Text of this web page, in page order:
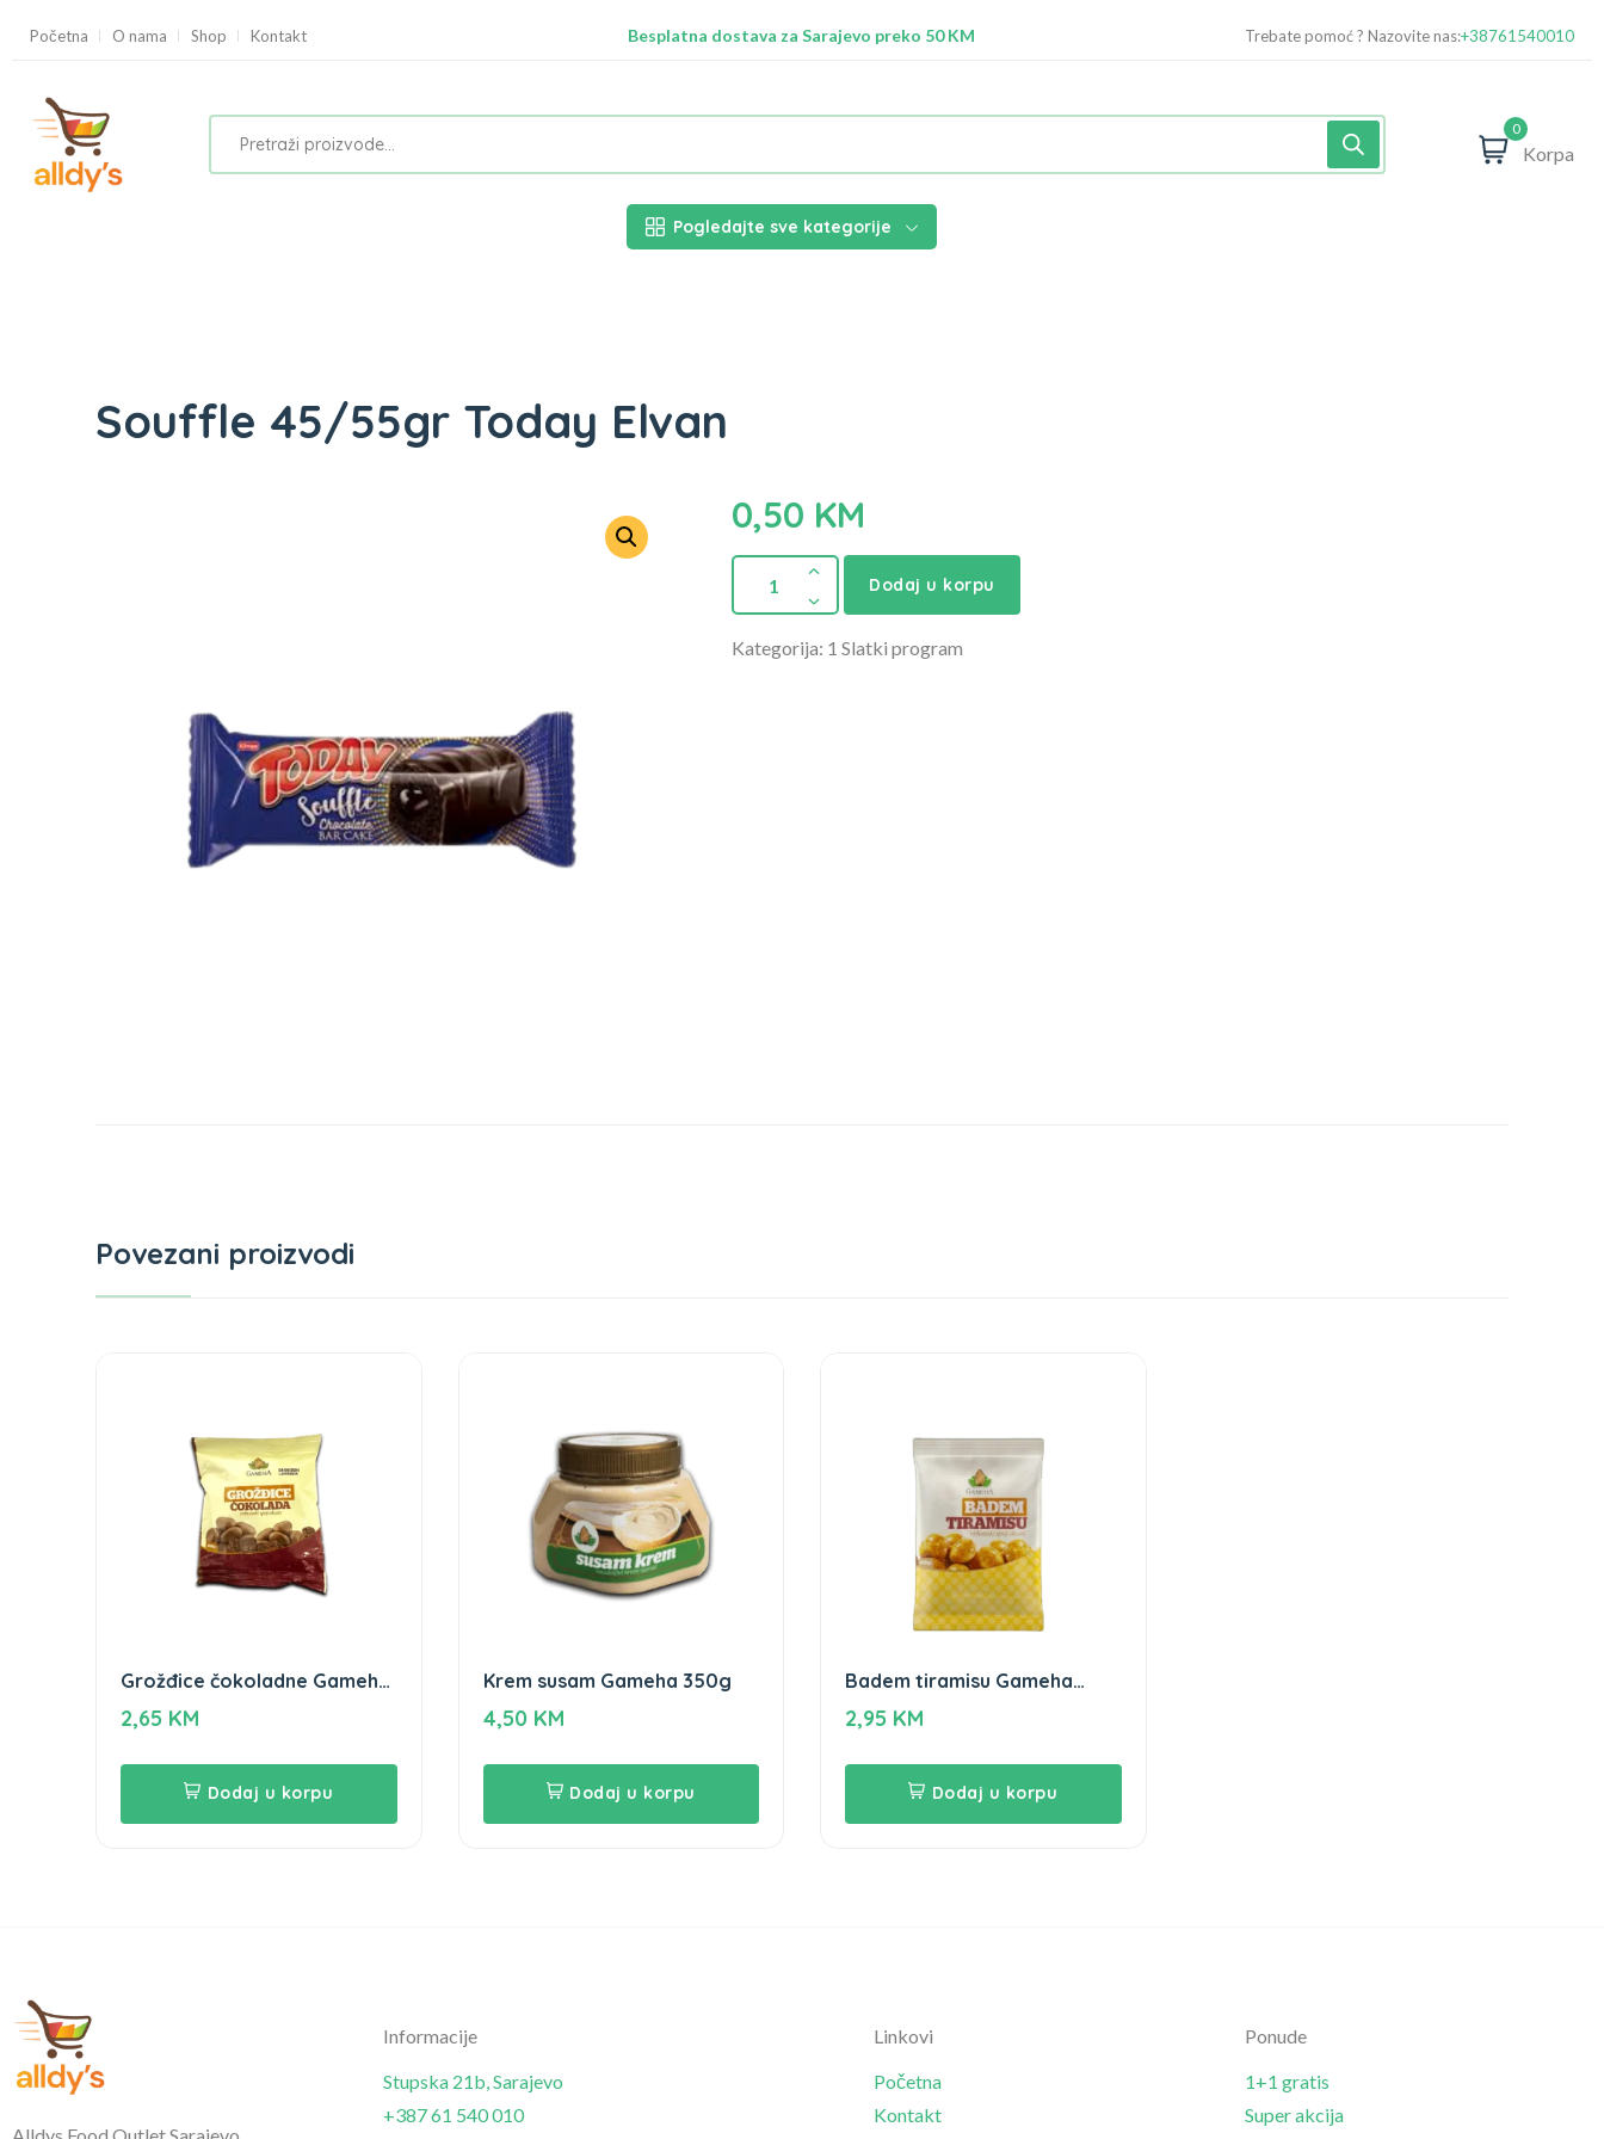
Početna O nama Shop Kontakt
Besplatna dostava za Sarajevo preko 50 KM
Trebate pomoć ? Nazovite nas:+38761540010
0
Korpa
Pogledajte sve kategorije
Souffle 45/55gr Today Elvan
0,50 KM
Dodaj u korpu
Kategorija: 1 Slatki program
Povezani proizvodi
Grožđice čokoladne Gameha
100g
2,65 KM
Dodaj u korpu
Krem susam Gameha 350g
4,50 KM
Dodaj u korpu
Badem tiramisu Gameha
100g
2,95 KM
Dodaj u korpu
Informacije
Stupska 21b, Sarajevo
+387 61 540 010
Linkovi
Početna
Kontakt
Ponude
1+1 gratis
Super akcija